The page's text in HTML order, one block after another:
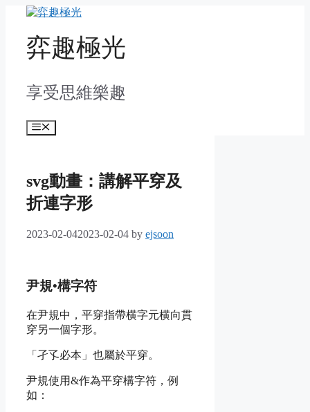
content弈趣極光
享受思維樂趣
Menu
svg動畫：講解平穿及
折連字形
2023-02-042023-02-04 by ejsoon
尹規•構字符
在尹規中，平穿指帶横字元横向貫
穿另一個字形。
「孑孓必本」也屬於平穿。
尹規使用&作為平穿構字符，例
如：